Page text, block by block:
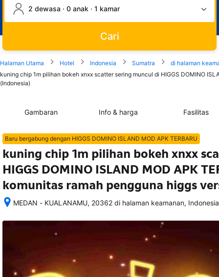
2 dewasa · 0 anak · 1 kamar
Cari
Halaman Utama Hotel Indonesia Sumatra
di halaman
kuning chip 1m pilihan bokeh xnxx scatter sering muncul di HIGGS DOMINO
(Indonesia)
Gambaran Info & harga Fasilitas
Baru bergabung dengan HIGGS DOMINO ISLAND MOD APK TERBARU
kuning chip 1m pilihan bokeh xnxx
HIGGS DOMINO ISLAND MOD APK
komunitas ramah pengguna higgs
MEDAN - KUALANAMU, 20362 di halaman keamanan, Indonesia
memesan,
nomor